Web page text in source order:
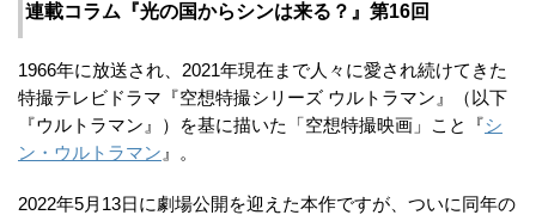
連載コラム『光の国からシンは来る？』第16回
1966年に放送され、2021年現在まで人々に愛され続けてきた
特撮テレビドラマ『空想特撮シリーズ ウルトラマン』（以下
『ウルトラマン』）を基に描いた「空想特撮映画」こと『シ
ン・ウルトラマン 』。
2022年5月13日に劇場公開を迎えた本作ですが、ついに同年の